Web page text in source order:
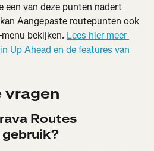
een van deze punten nadert
Aangepaste routepunten ook
bekijken. Lees hier meer
Up Ahead en de features van
vragen
Routes